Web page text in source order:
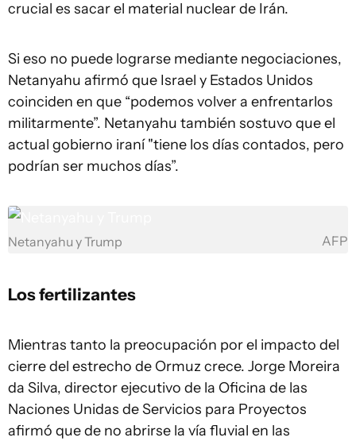
crucial es sacar el material nuclear de Irán.
Si eso no puede lograrse mediante negociaciones,
Netanyahu afirmó que Israel y Estados Unidos
coinciden en que “podemos volver a enfrentarlos
militarmente”. Netanyahu también sostuvo que el
actual gobierno iraní "tiene los días contados, pero
podrían ser muchos días”.
Netanyahu y Trump AFP
Los fertilizantes
Mientras tanto la preocupación por el impacto del
cierre del estrecho de Ormuz crece. Jorge Moreira
da Silva, director ejecutivo de la Oficina de las
Naciones Unidas de Servicios para Proyectos
afirmó que de no abrirse la vía fluvial en las